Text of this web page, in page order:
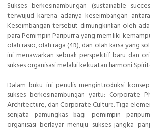
Sukses berkesinambungan (sustainable
terwujud karena adanya keseimbangan
Keseimbangan tersebut dimungkinkan oleh
para Pemimpin Paripurna yang memiliki
olah rasio, olah raga (4R), dan olah karsa yang
ini menawarkan sebuah perspektif baru dan
sukses organisasi melalui kekuatan harmoni
Dalam buku ini penulis mengintroduksi
sukses berkesinambungan yaitu: Corporate
Architecture, dan Corporate Culture. Tiga
senjata pamungkas bagi pemimpin
organisasi berlayar menuju sukses jangka